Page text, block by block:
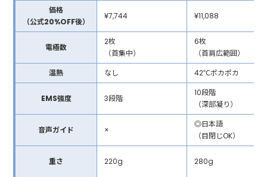
価格
（公式20%OFF後）
¥7,744 ¥11,088
電極数
2枚
（首集中）
6枚
（首肩広範囲）
温熱
なし 42℃ポカポカ
EMS強度 3段階
10段階
（深部凝り）
音声ガイド ×
◎日本語
（目閉じOK）
重さ 220g 280g